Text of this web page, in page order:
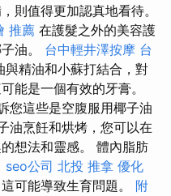
則值得更加認真地看待。
推薦 在護髮之外的美容護
油。 台中輕井澤按摩 台
與精油和小蘇打結合，對
能是一個有效的牙膏。
您這些是空腹服用椰子油
油烹飪和烘烤，您可以在
想法和靈感。 體內脂肪
seo公司 北投 推拿 優化
可能導致生育問題。 附